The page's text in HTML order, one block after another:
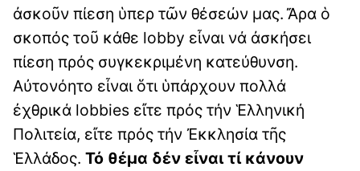
ἀσκοῦν πίεση ὑπερ τῶν θέσεών μας. Ἄρα ὁ
σκοπός τοῦ κάθε lobby εἶναι νά ἀσκήσει
πίεση πρός συγκεκριμένη κατεύθυνση.
Αὐτονόητο εἶναι ὅτι ὑπάρχουν πολλά
ἐχθρικά lobbies εἴτε πρός τήν Ἑλληνική
Πολιτεία, εἴτε πρός τήν Ἐκκλησία τῆς
Ἑλλάδος. Τό θέμα δέν εἶναι τί κάνουν